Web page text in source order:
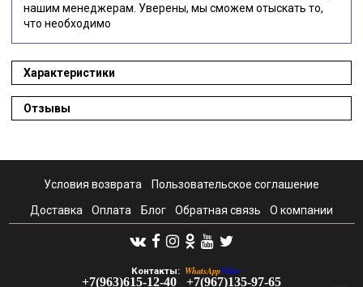
нашим менеджерам. Уверены, мы сможем отыскать то,
что необходимо
Характеристики
Отзывы
Условия возврата Пользовательское соглашение
Доставка Оплата Блог Обратная связь О компании
Контакты: WhatsAppViber
+7(963)615-12-40 +7(967)135-97-65